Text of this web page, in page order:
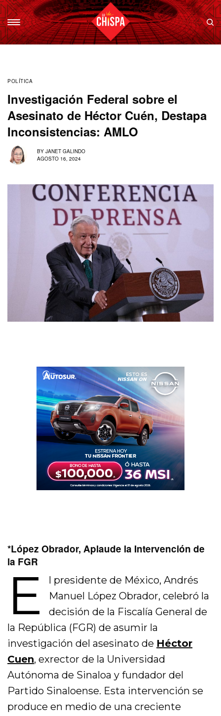
POLÍTICA
Investigación Federal sobre el
Asesinato de Héctor Cuén, Destapa
Inconsistencias: AMLO
BY JANET GALINDO
AGOSTO 16, 2024
*López Obrador, Aplaude la Intervención de
la FGR
E
l presidente de México, Andrés
Manuel López Obrador, celebró la
decisión de la Fiscalía General de
la República (FGR) de asumir la
investigación del asesinato de Héctor
Cuen, exrector de la Universidad
Autónoma de Sinaloa y fundador del
Partido Sinaloense. Esta intervención se
produce en medio de una creciente